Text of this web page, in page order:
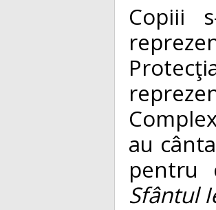
Copiii
au
pentru
Sfântul